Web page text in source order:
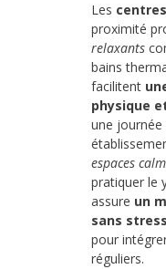
Les
proximité
relaxants
bains
facilitent
physique
une journée
espaces
pratiquer le
assure un
sans stress
pour
réguliers.